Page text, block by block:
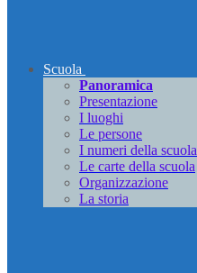
Scuola
Panoramica
Presentazione
I luoghi
Le persone
I numeri della scuola
Le carte della scuola
Organizzazione
La storia